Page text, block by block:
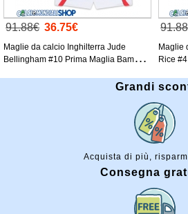
91.88€ 36.75€
Maglie da calcio Inghilterra Jude
Bellingham #10 Prima Maglia Bambino
Maglie
Rice
Grandi
Acquista di più,
Consegna